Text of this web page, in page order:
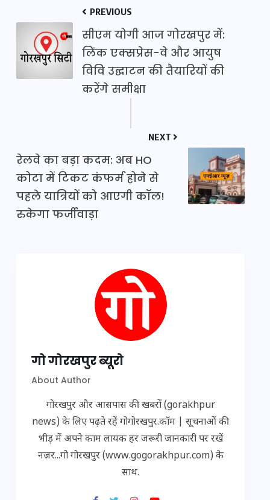
PREVIOUS
सीएम योगी आज गोरखपुर में:
लिंक एक्सप्रेस-वे और आयुष
विवि उद्घाटन की तैयारियों की
करेंगे समीक्षा
NEXT
रेलवे का बड़ा कदम: अब HO
कोटा में टिकट कंफर्म होने से
पहले यात्रियों को आएगी कॉल!
रुकेगा फर्जीवाड़ा
गो गोरखपुर ब्यूरो
About Author
गोरखपुर और आसपास की खबरों (gorakhpur
news) के लिए पढ़ते रहें गोगोरखपुर.कॉम | सूचनाओं की
भीड़ में अपने काम लायक हर जरूरी जानकारी पर रखें
नज़र...गो गोरखपुर (www.gogorakhpur.com) के
साथ.